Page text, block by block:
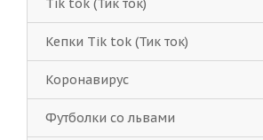
Tik tok (Тик ток)
Кепки Tik tok (Тик ток)
Коронавирус
Футболки со львами